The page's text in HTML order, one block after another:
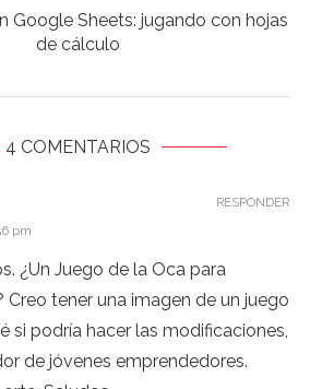
Google Sheets: jugando con hojas
de cálculo
4 COMENTARIOS
pm
¿Un Juego de la Oca para
tener una imagen de un juego
si podría hacer las modificaciones,
de jóvenes emprendedores.
RESPONDER